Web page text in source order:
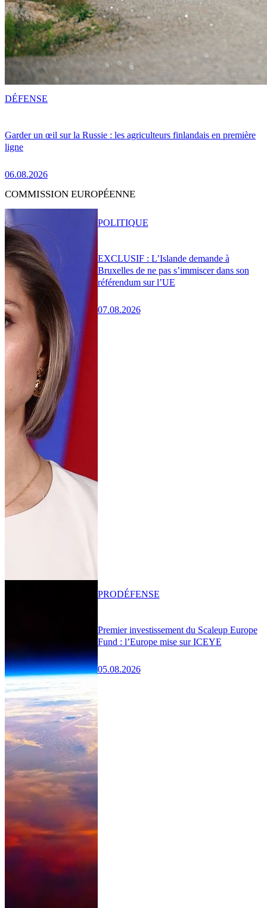
Garder un œil sur la Russie : les agriculteurs finlandais en première
ligne
06.08.2026
DÉFENSE
COMMISSION EUROPÉENNE
EXCLUSIF : L’Islande demande à
Bruxelles de ne pas s’immiscer dans son
référendum sur l’UE
07.08.2026
POLITIQUE
Premier investissement du Scaleup Europe
Fund : l’Europe mise sur ICEYE
05.08.2026
PRODÉFENSE